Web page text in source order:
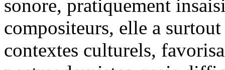
sonore, pratiquement
compositeurs, elle a
contextes culturels,